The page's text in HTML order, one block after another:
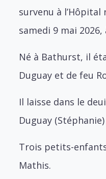
survenu à l’Hôpital
samedi 9 mai 2026,
Né à Bathurst, il
Duguay et de feu
Il laisse dans le
Duguay
Trois petits-
Mathis.